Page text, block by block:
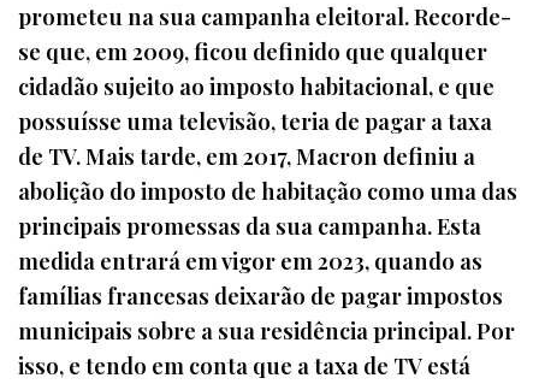
prometeu na sua campanha eleitoral. Recorde-
se que, em 2009, ficou definido que qualquer
cidadão sujeito ao imposto habitacional, e que
possuísse uma televisão, teria de pagar a taxa
de TV. Mais tarde, em 2017, Macron definiu a
abolição do imposto de habitação como uma das
principais promessas da sua campanha. Esta
medida entrará em vigor em 2023, quando as
famílias francesas deixarão de pagar impostos
municipais sobre a sua residência principal. Por
isso, e tendo em conta que a taxa de TV está